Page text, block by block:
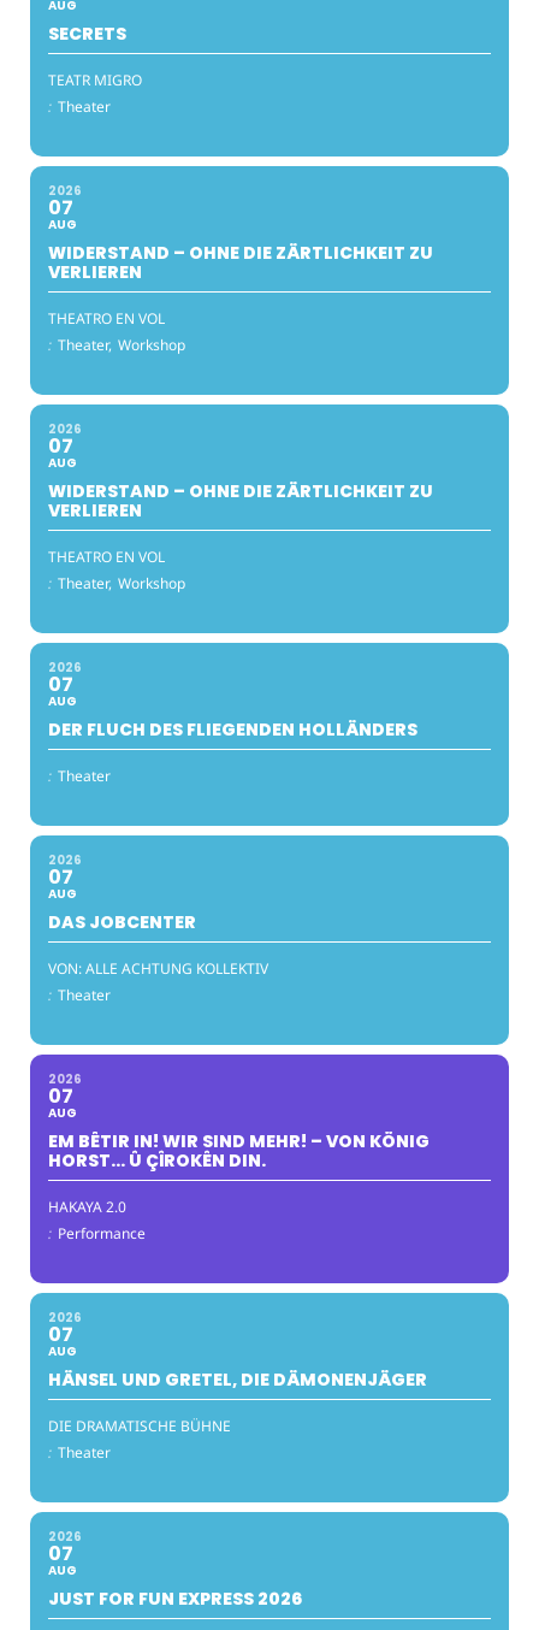
AUG
SECRETS
TEATR MIGRO
: Theater
2026
07
AUG
WIDERSTAND – OHNE DIE ZÄRTLICHKEIT ZU
VERLIEREN
THEATRO EN VOL
: Theater, Workshop
2026
07
AUG
WIDERSTAND – OHNE DIE ZÄRTLICHKEIT ZU
VERLIEREN
THEATRO EN VOL
: Theater, Workshop
2026
07
AUG
DER FLUCH DES FLIEGENDEN HOLLÄNDERS
: Theater
2026
07
AUG
DAS JOBCENTER
VON: ALLE ACHTUNG KOLLEKTIV
: Theater
2026
07
AUG
EM BÊTIR IN! WIR SIND MEHR! – VON KÖNIG
HORST… Û ÇÎROKÊN DIN.
HAKAYA 2.0
: Performance
2026
07
AUG
HÄNSEL UND GRETEL, DIE DÄMONENJÄGER
DIE DRAMATISCHE BÜHNE
: Theater
2026
07
AUG
JUST FOR FUN EXPRESS 2026